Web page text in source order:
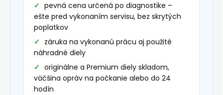
pevná cena určená po diagnostike –
ešte pred vykonaním servisu, bez skrytých
poplatkov
záruka na vykonanú prácu aj použité
náhradné diely
originálne a Premium diely skladom,
väčšina opráv na počkanie alebo do 24
hodín